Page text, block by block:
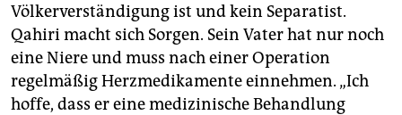
Völkerverständigung ist und kein Separatist.
Qahiri macht sich Sorgen. Sein Vater hat nur noch
eine Niere und muss nach einer Operation
regelmäßig Herzmedikamente einnehmen. „Ich
hoffe, dass er eine medizinische Behandlung